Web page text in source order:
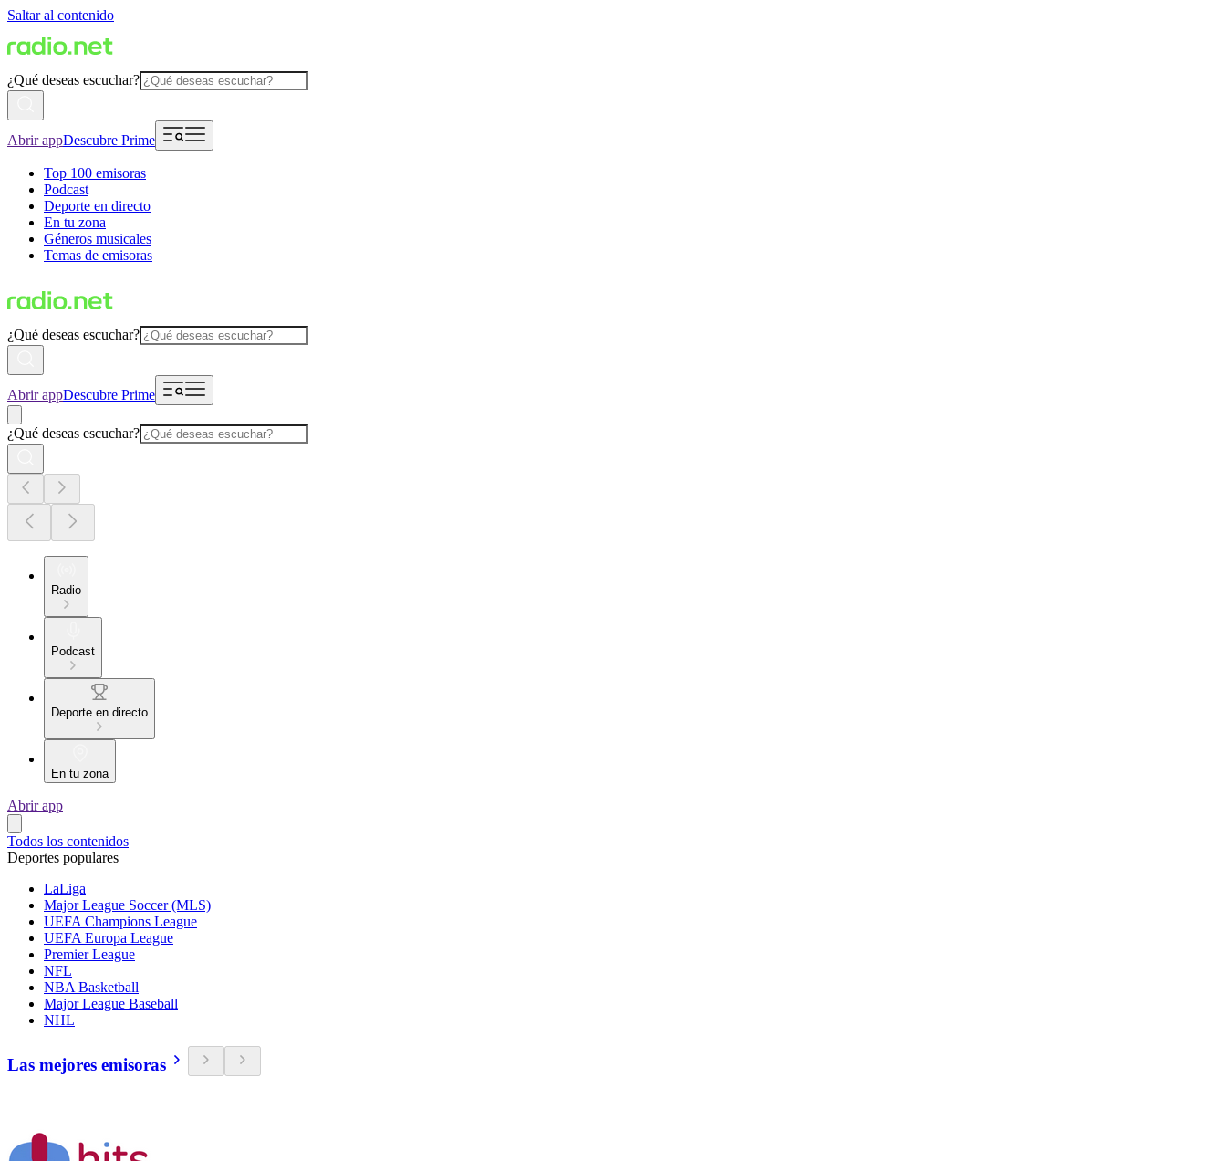
Saltar al contenido
¿Qué deseas escuchar?
Abrir appDescubre Prime
Top 100 emisoras
Podcast
Deporte en directo
En tu zona
Géneros musicales
Temas de emisoras
¿Qué deseas escuchar?
Abrir appDescubre Prime
¿Qué deseas escuchar?
Radio
Podcast
Deporte en directo
En tu zona
Abrir app
Todos los contenidos
Deportes populares
LaLiga
Major League Soccer (MLS)
UEFA Champions League
UEFA Europa League
Premier League
NFL
NBA Basketball
Major League Baseball
NHL
Las mejores emisoras